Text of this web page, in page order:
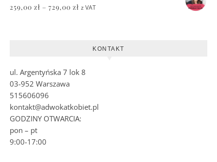
259,00 zł – 729,00 zł Zakres cen: od 259,00 zł do 729,00 zł
z VAT
KONTAKT
ul. Argentyńska 7 lok 8
03-952 Warszawa
515606096
kontakt@adwokatkobiet.pl
GODZINY OTWARCIA:
pon – pt
9:00-17:00